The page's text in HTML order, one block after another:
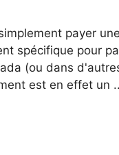
payer
spécifique pour
(ou dans
est en effet un